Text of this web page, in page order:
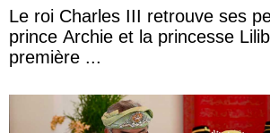
Le roi Charles III retrouve ses
prince Archie et la princesse
première ...